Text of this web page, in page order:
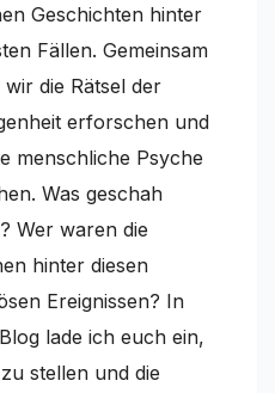
Geschichten hinter
Fällen. Gemeinsam
die Rätsel der
erforschen und
menschliche Psyche
Was geschah
Wer waren die
hinter diesen
Ereignissen? In
lade ich euch ein,
stellen und die